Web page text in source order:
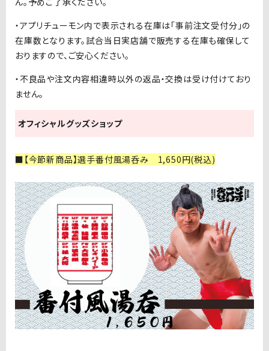
・アプリチューモン内で表示される在庫は「事前注文受付分」の
在庫数となります。試合当日実店舗で販売する在庫も確保して
おりますので、ご安心ください。
・不良品や注文内容相違時以外の返品・交換は受け付けており
ません。
オフィシャルグッズショップ
■【今節新商品】選手番付風湯呑み 1,650円(税込)